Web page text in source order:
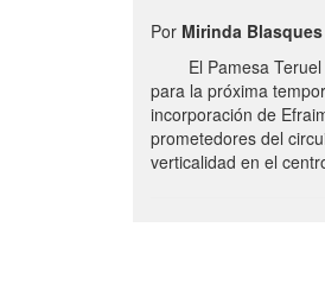
Por Mirinda
El Pamesa Teruel
para la próxima
incorporación de
prometedores del
verticalidad en el